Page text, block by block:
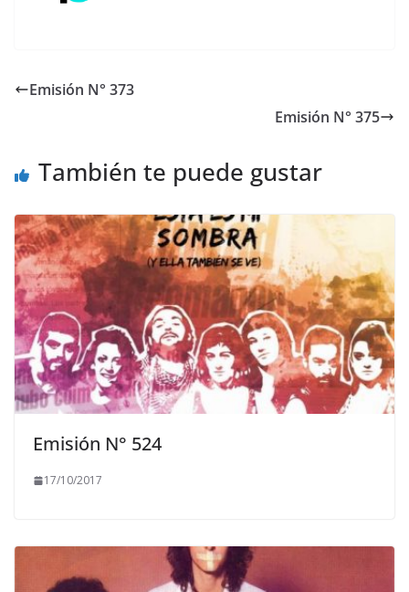
Emisión N° 373
Emisión N° 375
También te puede gustar
Emisión N° 524
17/10/2017